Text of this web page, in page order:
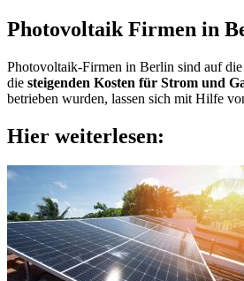
Photovoltaik Firmen in
Photovoltaik-Firmen in Berlin sind auf die
die steigenden Kosten für Strom und
betrieben wurden, lassen sich mit Hilfe
Hier weiterlesen: